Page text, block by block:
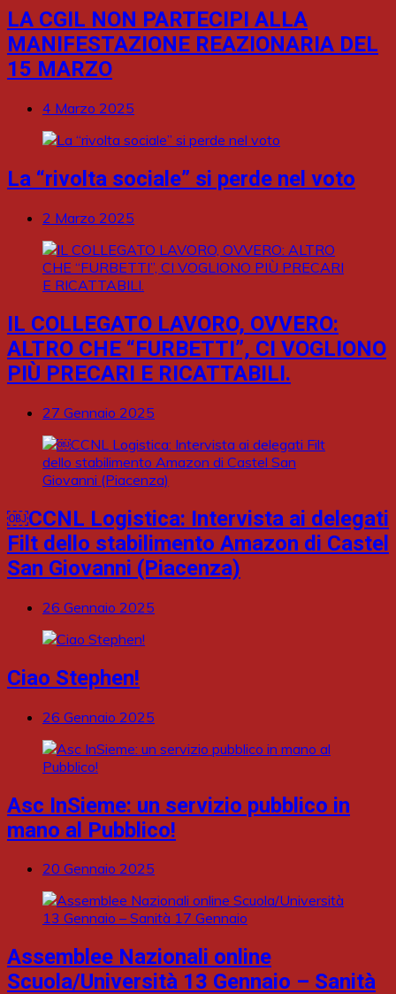
LA CGIL NON PARTECIPI ALLA
MANIFESTAZIONE REAZIONARIA DEL
15 MARZO
4 Marzo 2025
La “rivolta sociale” si perde nel voto
2 Marzo 2025
IL COLLEGATO LAVORO, OVVERO:
ALTRO CHE “FURBETTI”, CI VOGLIONO
PIÙ PRECARI E RICATTABILI.
27 Gennaio 2025
￼CCNL Logistica: Intervista ai delegati
Filt dello stabilimento Amazon di Castel
San Giovanni (Piacenza)
26 Gennaio 2025
Ciao Stephen!
26 Gennaio 2025
Asc InSieme: un servizio pubblico in
mano al Pubblico!
20 Gennaio 2025
Assemblee Nazionali online
Scuola/Università 13 Gennaio – Sanità